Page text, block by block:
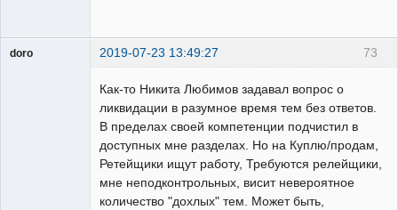
73
doro 2019-07-23 13:49:27
Как-то Никита Любимов задавал вопрос о
ликвидации в разумное время тем без ответов.
В пределах своей компетенции подчистил в
доступных мне разделах. Но на Куплю/продам,
Ретейщики ищут работу, Требуются релейщики,
мне неподконтрольных, висит невероятное
количество "дохлых" тем. Может быть,